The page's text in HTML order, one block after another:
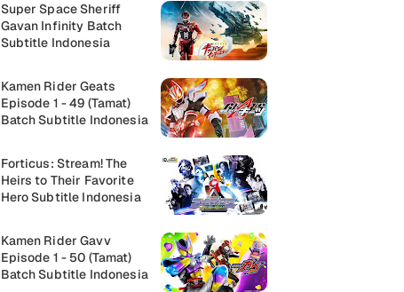
Super Space Sheriff
Gavan Infinity Batch
Subtitle Indonesia
Kamen Rider Geats
Episode 1 - 49 (Tamat)
Batch Subtitle Indonesia
Forticus: Stream! The
Heirs to Their Favorite
Hero Subtitle Indonesia
Kamen Rider Gavv
Episode 1 - 50 (Tamat)
Batch Subtitle Indonesia